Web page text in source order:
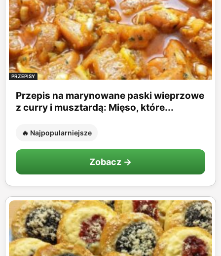
PRZEPISY
Przepis na marynowane paski wieprzowe
z curry i musztardą: Mięso, które...
🔥 Najpopularniejsze
Zobacz →